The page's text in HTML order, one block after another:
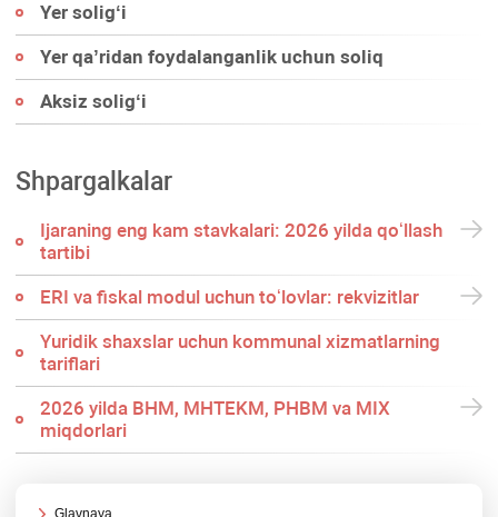
Yer soligʻi
Yer qa’ridan foydalanganlik uchun soliq
Aksiz soligʻi
Shpargalkalar
Ijaraning eng kam stavkalari: 2026 yilda qoʻllash
tartibi
ERI va fiskal modul uchun toʻlovlar: rekvizitlar
Yuridik shaхslar uchun kommunal хizmatlarning
tariflari
2026 yilda BHM, MHTEKM, PHBM va MIX
miqdorlari